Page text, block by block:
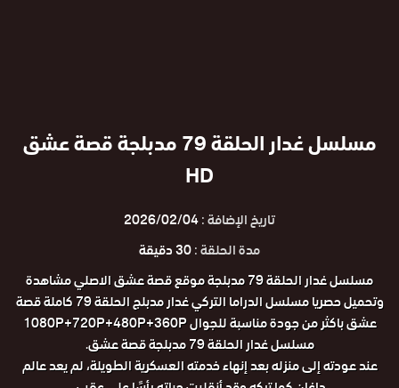
مسلسل غدار الحلقة 79 مدبلجة قصة عشق
HD
تاريخ الإضافة :2026/02/04
مدة الحلقة :30 دقيقة
مسلسل غدار الحلقة 79 مدبلجة موقع قصة عشق الاصلي مشاهدة
وتحميل حصريا مسلسل الدراما التركي غدار مدبلج الحلقة 79 كاملة قصة
عشق باكثر من جودة مناسبة للجوال 1080P+720P+480P+360P
مسلسل غدار الحلقة 79 مدبلجة قصة عشق.
عند عودته إلى منزله بعد إنهاء خدمته العسكرية الطويلة، لم يعد عالم